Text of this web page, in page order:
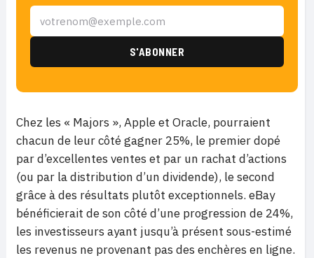
Chez les « Majors », Apple et Oracle, pourraient
chacun de leur côté gagner 25%, le premier dopé
par d’excellentes ventes et par un rachat d’actions
(ou par la distribution d’un dividende), le second
grâce à des résultats plutôt exceptionnels. eBay
bénéficierait de son côté d’une progression de 24%,
les investisseurs ayant jusqu’à présent sous-estimé
les revenus ne provenant pas des enchères en ligne.